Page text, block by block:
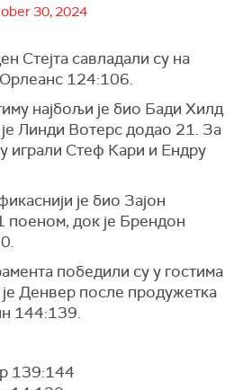
30, 2024
Стејта савладали су на
124:106.
најбољи је био Бади Хилд
Линди Вотерс додао 21. За
играли Стеф Кари и Ендру
је био Зајон
поеном, док је Брендон
победили су у гостима
Денвер после продужетка
144:139.
139:144